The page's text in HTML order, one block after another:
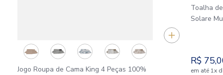
Jogo Roupa de Cama King 4 Peças 100%
Toalha
Solare
R$ 75,
em até 1x